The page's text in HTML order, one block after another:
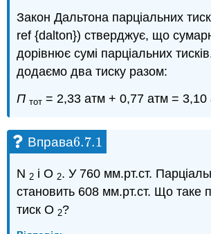
Закон Дальтона парціальних
ref {dalton}) стверджує, що
дорівнює сумі парціальних
додаємо два тиску разом:
П тот = 2,33 атм + 0,77 атм = 3,10
Вправа6.7.1
6.7.1
N 2 і О 2. У 760 мм.рт.ст.
становить 608 мм.рт.ст. Що таке
тиск О 2?